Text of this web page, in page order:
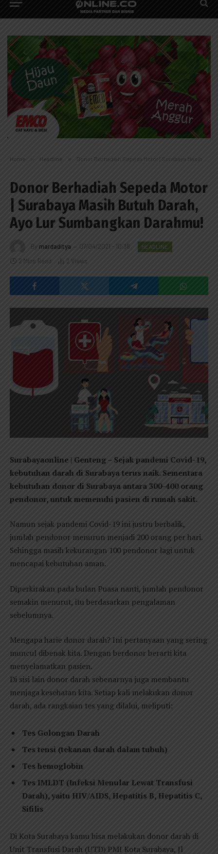
Home » Headline » Donor Berhadiah Sepeda Motor | Surabaya Masih Butuh Darah, Ayo Lur Sumbangkan Darahmu!
Donor Berhadiah Sepeda Motor
| Surabaya Masih Butuh Darah,
Ayo Lur Sumbangkan Darahmu!
By mardaditya 07/04/2021 - 10:38 HEADLINE
2 Mins Read 2 Views
Surabayaonline | Genteng – Sejak pandemi Covid-19,
kebutuhan darah di Surabaya terus naik. Sementara
kebutuhan donor di Surabaya antara 300-400 orang
pendonor, untuk memenuhi pasien di rumah sakit.
Namun sejak pandemi Covid-19 ini justru berbalik,
jumlah pendonor menurun menjadi 200 orang per hari.
Sehingga masih kekurangan 100 pendonor lagi untuk
mencapai kebutuhan aman.
Diperkirakan pada bulan Puasa nanti, jumlah pendonor
semakin menurut, itu berdasarkan pengalaman
sebelumnya.
Mengapa harie donor darah? Ini pertanyaan yang sering
muncul dibenak kita. Dengan berdonor berarti kita
menyelamatkan pasien.
Di sisi lain donor darah sebenarnya juga membantu
menjaga kesehatan kita. Setiap kali melakukan donor
darah, ada rangkaian tes yang dilalui, meliputi:
Tes Golongan Darah
Tes tensi (tekanan darah dalam tubuh)
Tes hemoglobin
Tes IMLDT (Infeksi Menular Lewat Transfusi
Darah), yaitu HIV/AIDS, Hepatitis B, Hepatitis C,
Sifilis
Di Kota Surabaya kamu bisa melakukan donor darah di
Unit Transfusi Darah (UTD) PMI Kota Surabaya, Jl